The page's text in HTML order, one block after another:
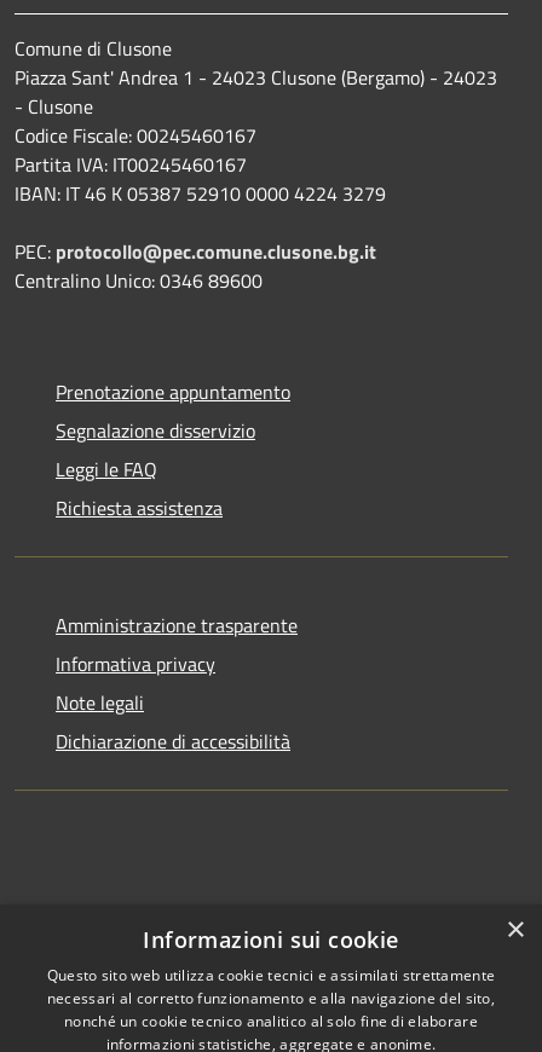
Comune di Clusone
Piazza Sant' Andrea 1 - 24023 Clusone (Bergamo) - 24023
- Clusone
Codice Fiscale: 00245460167
Partita IVA: IT00245460167
IBAN: IT 46 K 05387 52910 0000 4224 3279
PEC: protocollo@pec.comune.clusone.bg.it
Centralino Unico: 0346 89600
Prenotazione appuntamento
Segnalazione disservizio
Leggi le FAQ
Richiesta assistenza
Amministrazione trasparente
Informativa privacy
Note legali
Dichiarazione di accessibilità
×
Informazioni sui cookie
Questo sito web utilizza cookie tecnici e assimilati strettamente
necessari al corretto funzionamento e alla navigazione del sito,
nonché un cookie tecnico analitico al solo fine di elaborare
informazioni statistiche, aggregate e anonime.